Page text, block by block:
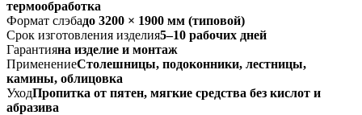
термообработка
Формат слэбадо 3200 × 1900 мм (типовой)
Срок изготовления изделия5–10 рабочих дней
Гарантияна изделие и монтаж
ПрименениеСтолешницы, подоконники, лестницы,
камины, облицовка
УходПропитка от пятен, мягкие средства без кислот и
абразива